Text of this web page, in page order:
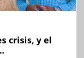
crisis, y el